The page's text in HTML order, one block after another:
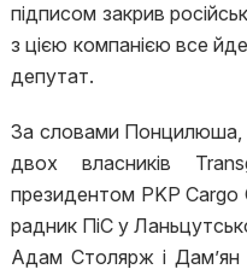
підписом закрив
з цією компанією все
депутат.
За словами Понцилюша,
двох власників
президентом PKP
радник ПіС у
Адам Столярж і Дам’ян